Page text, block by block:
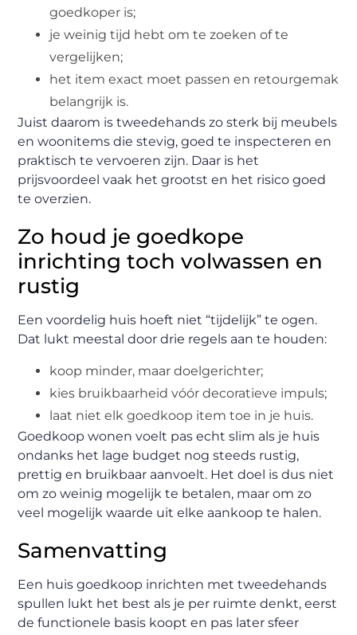
goedkoper is;
je weinig tijd hebt om te zoeken of te
vergelijken;
het item exact moet passen en retourgemak
belangrijk is.
Juist daarom is tweedehands zo sterk bij meubels
en woonitems die stevig, goed te inspecteren en
praktisch te vervoeren zijn. Daar is het
prijsvoordeel vaak het grootst en het risico goed
te overzien.
Zo houd je goedkope
inrichting toch volwassen en
rustig
Een voordelig huis hoeft niet “tijdelijk” te ogen.
Dat lukt meestal door drie regels aan te houden:
koop minder, maar doelgerichter;
kies bruikbaarheid vóór decoratieve impuls;
laat niet elk goedkoop item toe in je huis.
Goedkoop wonen voelt pas echt slim als je huis
ondanks het lage budget nog steeds rustig,
prettig en bruikbaar aanvoelt. Het doel is dus niet
om zo weinig mogelijk te betalen, maar om zo
veel mogelijk waarde uit elke aankoop te halen.
Samenvatting
Een huis goedkoop inrichten met tweedehands
spullen lukt het best als je per ruimte denkt, eerst
de functionele basis koopt en pas later sfeer